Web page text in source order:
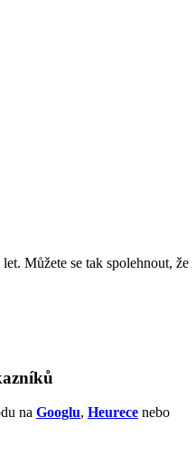
Můžete se tak spolehnout, že
na Googlu, Heurece nebo